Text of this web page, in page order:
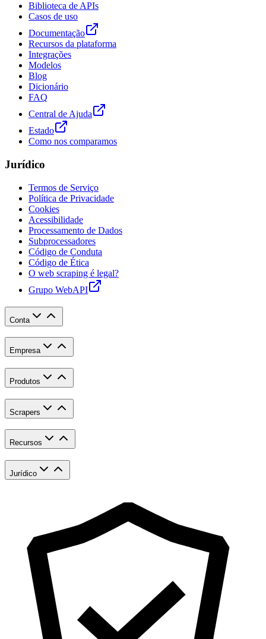
Biblioteca de APIs
Casos de uso
Documentação
Recursos da plataforma
Integrações
Modelos
Blog
Dicionário
FAQ
Central de Ajuda
Estado
Como nos comparamos
Jurídico
Termos de Serviço
Política de Privacidade
Cookies
Acessibilidade
Processamento de Dados
Subprocessadores
Código de Conduta
Código de Ética
O web scraping é legal?
Grupo WebAPI
Conta
Empresa
Produtos
Scrapers
Recursos
Jurídico